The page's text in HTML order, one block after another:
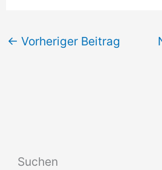
← Vorheriger Beitrag
Suchen